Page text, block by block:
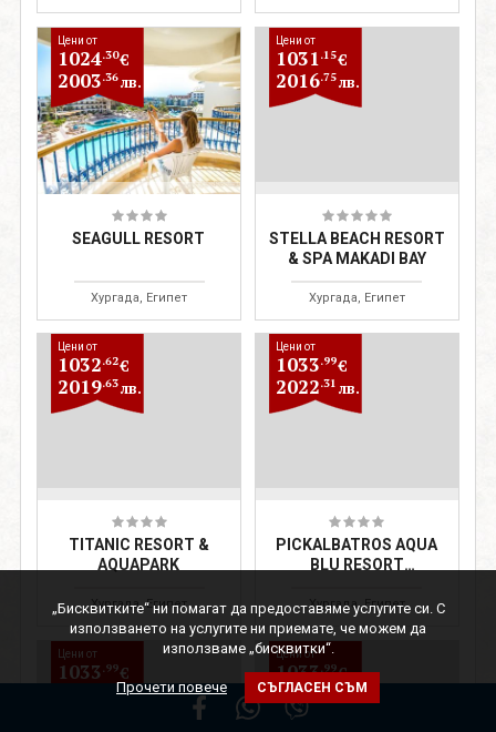
Цени от
1024.30€
2003.36лв.
SEAGULL RESORT
Хургада, Египет
Цени от
1031.15€
2016.75лв.
STELLA BEACH RESORT
& SPA MAKADI BAY
Хургада, Египет
Цени от
1032.62€
2019.63лв.
TITANIC RESORT &
AQUAPARK
Хургада, Египет
Цени от
1033.99€
2022.31 лв.
PICKALBATROS AQUA
BLU RESORT
Хургада, Египет
Цени от
1033 .99€
.31лв.
Цени от
1033 .99€
2022.31лв.
„Бисквитките“ ни помагат да предоставяме услугите си. С
използването на услугите ни приемате, че можем да
използваме „бисквитки“.
Прочети повече СЪГЛАСЕН СЪМ